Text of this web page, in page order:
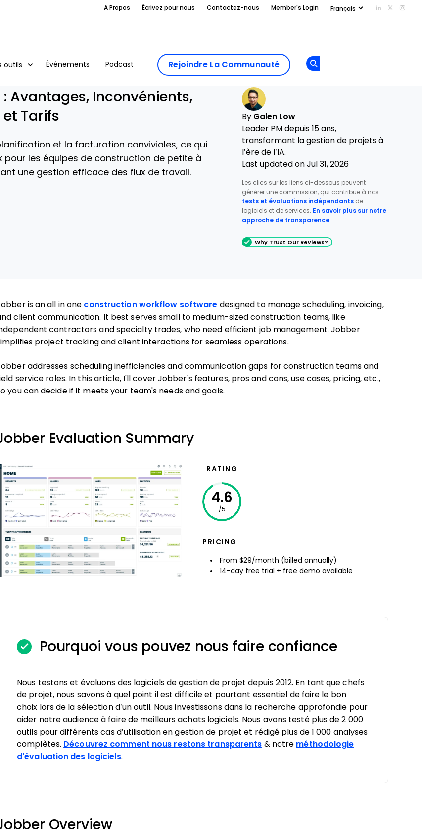
A Propos Écrivez pour nous Contactez-nous Member's Login Add us on
Follow
outils Événements Podcast Rejoindre La Communauté
Avantages, Inconvénients,
Tarifs
et la facturation conviviales, ce qui
pour les équipes de construction de petite à
une gestion efficace des flux de travail.
Window
By Galen Low
Leader PM depuis 15 ans,
transformant la gestion de projets à
l’ère de l’IA.
Last updated on Jul 31, 2026
Les clics sur les liens ci-dessous peuvent
générer une commission, qui contribue à nos
tests et évaluations indépendants de
logiciels et de services. En savoir plus sur notre
approche de transparence.
Why Trust Our Reviews?
is an all in one construction workflow software designed to manage scheduling, invoicing,
client communication. It best serves small to medium-sized construction teams, like
contractors and specialty trades, who need efficient job management. Jobber
project tracking and client interactions for seamless operations.
addresses scheduling inefficiencies and communication gaps for construction teams and
service roles. In this article, I'll cover Jobber's features, pros and cons, use cases, pricing, etc.,
you can decide if it meets your team's needs and goals.
Evaluation Summary
RATING
4.6
/5
PRICING
From $29/month (billed annually)
14-day free trial + free demo available
Pourquoi vous pouvez nous faire confiance
Nous testons et évaluons des logiciels de gestion de projet depuis 2012. En tant que chefs
de projet, nous savons à quel point il est difficile et pourtant essentiel de faire le bon
choix lors de la sélection d’un outil. Nous investissons dans la recherche approfondie pour
aider notre audience à faire de meilleurs achats logiciels. Nous avons testé plus de 2 000
outils pour différents cas d’utilisation en gestion de projet et rédigé plus de 1 000 analyses
complètes. Découvrez comment nous restons transparents & notre méthodologie
d’évaluation des logiciels.
Overview